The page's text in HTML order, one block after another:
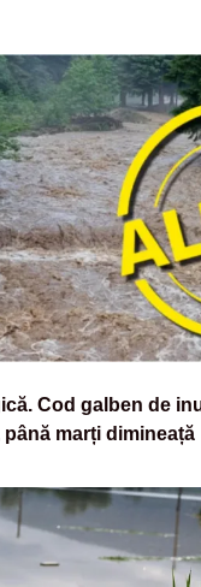
Cod galben de
marți dimineață